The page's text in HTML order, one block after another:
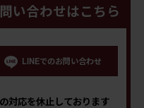
い合わせはこちら
LINEでのお問い合わせ
対応を休止しております